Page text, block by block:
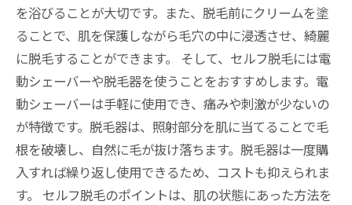
を浴びることが大切です。また、脱毛前にクリームを塗
ることで、肌を保護しながら毛穴の中に浸透させ、綺麗
に脱毛することができます。 そして、セルフ脱毛には電
動シェーバーや脱毛器を使うことをおすすめします。電
動シェーバーは手軽に使用でき、痛みや刺激が少ないの
が特徴です。脱毛器は、照射部分を肌に当てることで毛
根を破壊し、自然に毛が抜け落ちます。脱毛器は一度購
入すれば繰り返し使用できるため、コストも抑えられま
す。 セルフ脱毛のポイントは、肌の状態にあった方法を